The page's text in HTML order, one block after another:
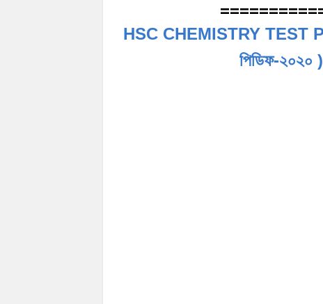
HSC CHEMISTRY TEST
পিডিফ-